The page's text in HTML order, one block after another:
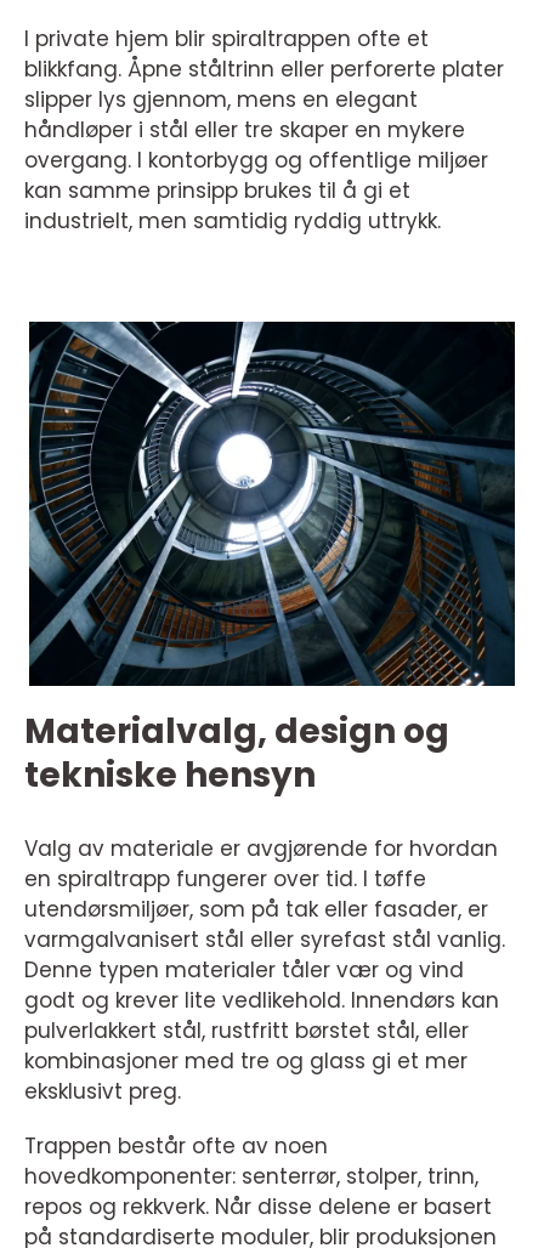
I private hjem blir spiraltrappen ofte et
blikkfang. Åpne ståltrinn eller perforerte plater
slipper lys gjennom, mens en elegant
håndløper i stål eller tre skaper en mykere
overgang. I kontorbygg og offentlige miljøer
kan samme prinsipp brukes til å gi et
industrielt, men samtidig ryddig uttrykk.
Materialvalg, design og
tekniske hensyn
Valg av materiale er avgjørende for hvordan
en spiraltrapp fungerer over tid. I tøffe
utendørsmiljøer, som på tak eller fasader, er
varmgalvanisert stål eller syrefast stål vanlig.
Denne typen materialer tåler vær og vind
godt og krever lite vedlikehold. Innendørs kan
pulverlakkert stål, rustfritt børstet stål, eller
kombinasjoner med tre og glass gi et mer
eksklusivt preg.
Trappen består ofte av noen
hovedkomponenter: senterrør, stolper, trinn,
repos og rekkverk. Når disse delene er basert
på standardiserte moduler, blir produksjonen